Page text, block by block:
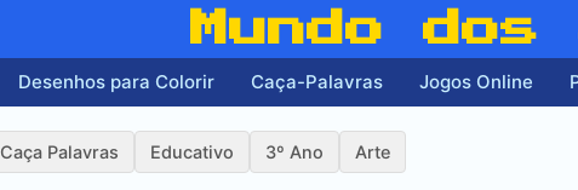
Mundo dos
Desenhos para Colorir Caça-Palavras Jogos Online
Caça Palavras Educativo 3º Ano Arte